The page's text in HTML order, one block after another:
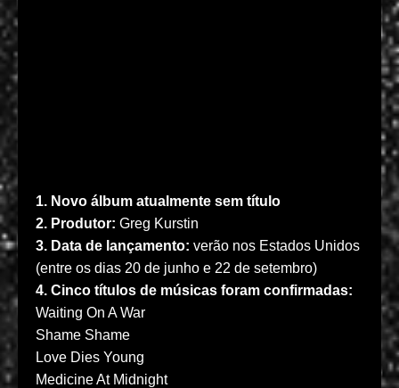
1. Novo álbum atualmente sem título
2. Produtor: Greg Kurstin
3. Data de lançamento: verão nos Estados Unidos
(entre os dias 20 de junho e 22 de setembro)
4. Cinco títulos de músicas foram confirmadas:
Waiting On A War
Shame Shame
Love Dies Young
Medicine At Midnight